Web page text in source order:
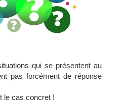
qui se présentent au
pas forcément de réponse
le cas concret !